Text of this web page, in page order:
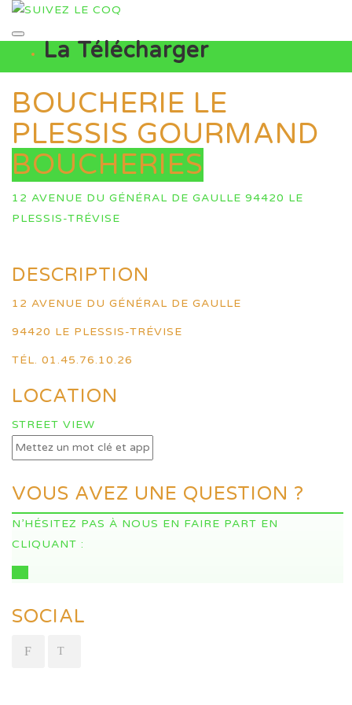
La Télécharger
BOUCHERIE LE
PLESSIS GOURMAND
BOUCHERIES
12 AVENUE DU GÉNÉRAL DE GAULLE 94420 LE
PLESSIS-TRÉVISE
DESCRIPTION
12 AVENUE DU GÉNÉRAL DE GAULLE
94420 LE PLESSIS-TRÉVISE
TÉL. 01.45.76.10.26
LOCATION
STREET VIEW
VOUS AVEZ UNE QUESTION ?
N’HÉSITEZ PAS À NOUS EN FAIRE PART EN
CLIQUANT :
SOCIAL